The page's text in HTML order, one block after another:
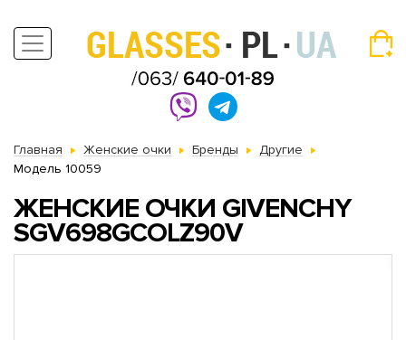
Главная Женские очки Бренды
Другие
Модель 10059
ЖЕНСКИЕ ОЧКИ GIVENCHY
SGV698GCOLZ90V